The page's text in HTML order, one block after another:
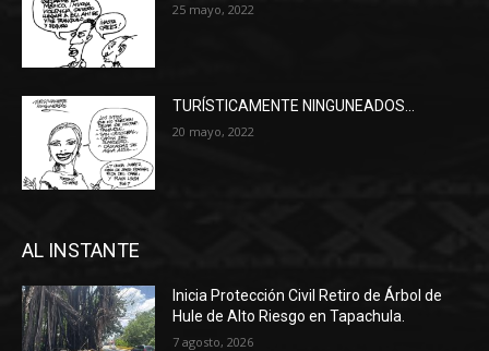
25 mayo, 2022
TURÍSTICAMENTE NINGUNEADOS…
20 mayo, 2022
AL INSTANTE
Inicia Protección Civil Retiro de Árbol de
Hule de Alto Riesgo en Tapachula.
7 agosto, 2026